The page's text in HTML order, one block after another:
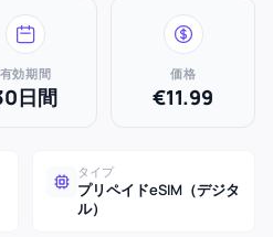
有効期間
日間
価格
€11.99
タイプ
プリペイドeSIM（デジタ
ル）